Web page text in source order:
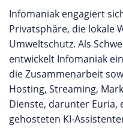
Infomaniak engagiert
Privatsphäre, die lokale
Umweltschutz. Als
entwickelt Infomaniak
die Zusammenarbeit
Hosting, Streaming,
Dienste, darunter Euria,
gehosteten KI-